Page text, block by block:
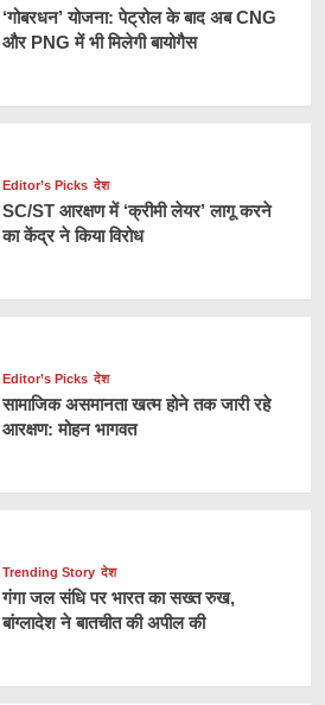
‘गोबरधन’ योजना: पेट्रोल के बाद अब CNG
और PNG में भी मिलेगी बायोगैस
Editor’s Picks देश
SC/ST आरक्षण में ‘क्रीमी लेयर’ लागू करने
का केंद्र ने किया विरोध
Editor’s Picks देश
सामाजिक असमानता खत्म होने तक जारी रहे
आरक्षण: मोहन भागवत
Trending Story देश
गंगा जल संधि पर भारत का सख्त रुख,
बांग्लादेश ने बातचीत की अपील की